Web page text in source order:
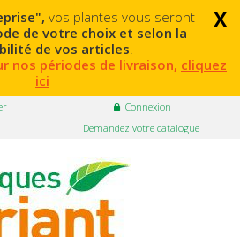
x
vos plantes vous seront
de votre choix et selon la
de vos articles.
nos périodes de livraison, cliquez
ici
Connexion
Demandez votre catalogue